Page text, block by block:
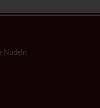
Nudeln